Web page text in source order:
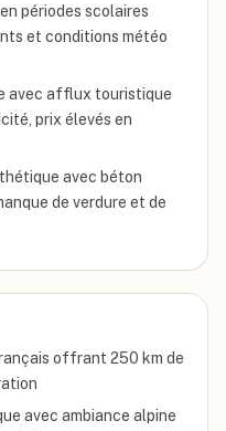
périodes scolaires
et conditions météo
avec afflux touristique
prix élevés en
avec béton
de verdure et de
offrant 250 km de
avec ambiance alpine